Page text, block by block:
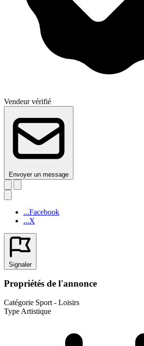
Vendeur vérifié
Envoyer un message
...Facebook
...X
Signaler
Propriétés de l'annonce
Catégorie Sport - Loisirs
Type Artistique